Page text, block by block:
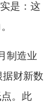
是：这
制造业
据财新数
。此